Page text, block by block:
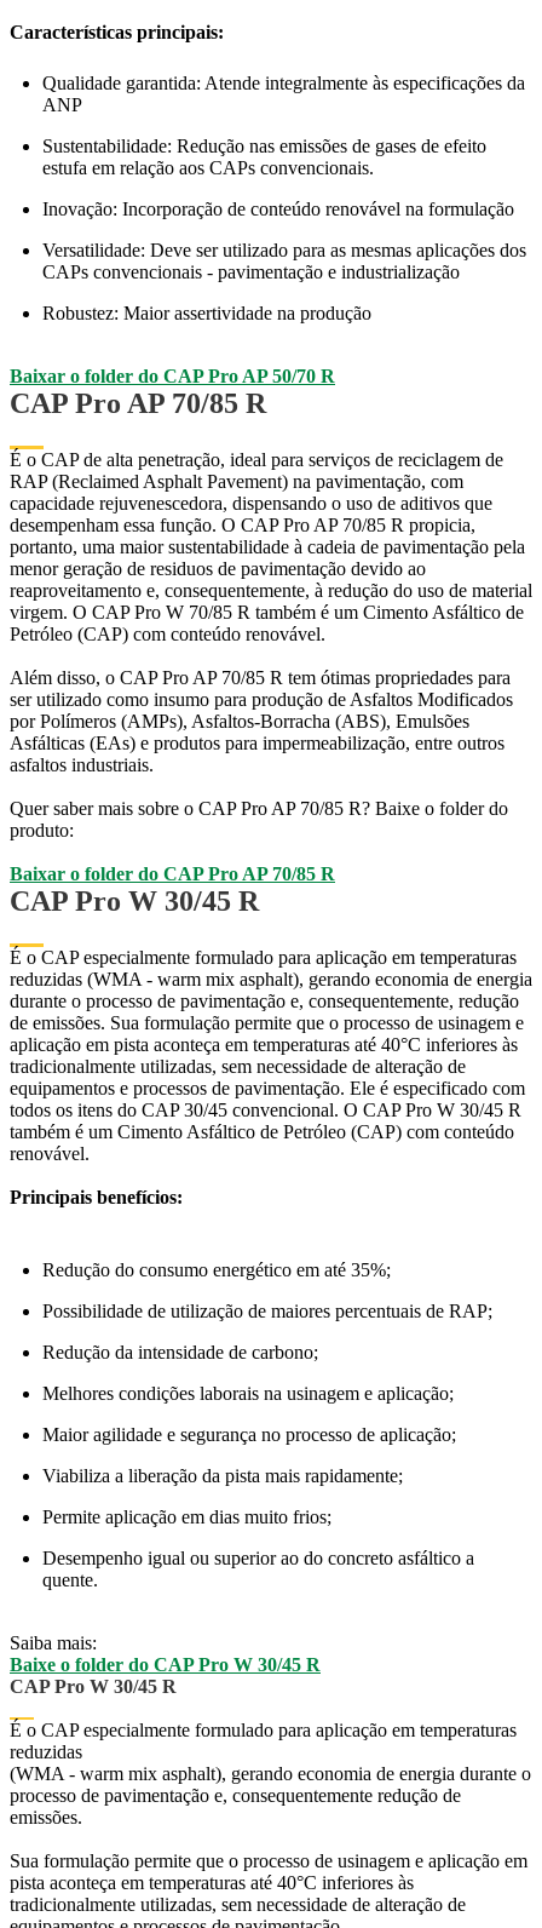
Características principais:
Qualidade garantida: Atende integralmente às especificações da
ANP
Sustentabilidade: Redução nas emissões de gases de efeito
estufa em relação aos CAPs convencionais.
Inovação: Incorporação de conteúdo renovável na formulação
Versatilidade: Deve ser utilizado para as mesmas aplicações dos
CAPs convencionais - pavimentação e industrialização
Robustez: Maior assertividade na produção
Baixar o folder do CAP Pro AP 50/70 R
CAP Pro AP 70/85 R
É o CAP de alta penetração, ideal para serviços de reciclagem de
RAP (Reclaimed Asphalt Pavement) na pavimentação, com
capacidade rejuvenescedora, dispensando o uso de aditivos que
desempenham essa função. O CAP Pro AP 70/85 R propicia,
portanto, uma maior sustentabilidade à cadeia de pavimentação pela
menor geração de residuos de pavimentação devido ao
reaproveitamento e, consequentemente, à redução do uso de material
virgem. O CAP Pro W 70/85 R também é um Cimento Asfáltico de
Petróleo (CAP) com conteúdo renovável.
Além disso, o CAP Pro AP 70/85 R tem ótimas propriedades para
ser utilizado como insumo para produção de Asfaltos Modificados
por Polímeros (AMPs), Asfaltos-Borracha (ABS), Emulsões
Asfálticas (EAs) e produtos para impermeabilização, entre outros
asfaltos industriais.
Quer saber mais sobre o CAP Pro AP 70/85 R? Baixe o folder do
produto:
Baixar o folder do CAP Pro AP 70/85 R
CAP Pro W 30/45 R
É o CAP especialmente formulado para aplicação em temperaturas
reduzidas (WMA - warm mix asphalt), gerando economia de energia
durante o processo de pavimentação e, consequentemente, redução
de emissões. Sua formulação permite que o processo de usinagem e
aplicação em pista aconteça em temperaturas até 40°C inferiores às
tradicionalmente utilizadas, sem necessidade de alteração de
equipamentos e processos de pavimentação. Ele é especificado com
todos os itens do CAP 30/45 convencional. O CAP Pro W 30/45 R
também é um Cimento Asfáltico de Petróleo (CAP) com conteúdo
renovável.
Principais benefícios:
Redução do consumo energético em até 35%;
Possibilidade de utilização de maiores percentuais de RAP;
Redução da intensidade de carbono;
Melhores condições laborais na usinagem e aplicação;
Maior agilidade e segurança no processo de aplicação;
Viabiliza a liberação da pista mais rapidamente;
Permite aplicação em dias muito frios;
Desempenho igual ou superior ao do concreto asfáltico a
quente.
Saiba mais:
Baixe o folder do CAP Pro W 30/45 R
CAP Pro W 30/45 R
É o CAP especialmente formulado para aplicação em temperaturas
reduzidas
(WMA - warm mix asphalt), gerando economia de energia durante o
processo de pavimentação e, consequentemente redução de
emissões.
Sua formulação permite que o processo de usinagem e aplicação em
pista aconteça em temperaturas até 40°C inferiores às
tradicionalmente utilizadas, sem necessidade de alteração de